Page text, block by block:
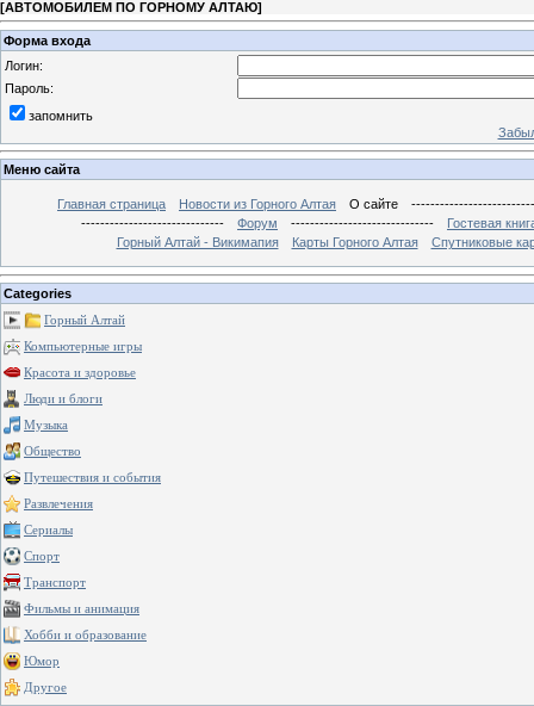
[АВТОМОБИЛЕМ ПО ГОРНОМУ АЛТАЮ]
Форма входа
Логин:
Пароль:
запомнить
Меню сайта
Главная страница Новости из Горного Алтая О сайте
------------------------------
Форум ------------------------------
Гостевая
Горный Алтай - Викимапия
Карты Горного Алтая Спутниковые
Categories
Горный Алтай
Компьютерные игры
Красота и здоровье
Люди и блоги
Музыка
Общество
Путешествия и события
Развлечения
Сериалы
Спорт
Транспорт
Фильмы и анимация
Хобби и образование
Юмор
Другое